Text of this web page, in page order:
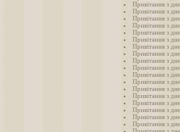
Привітання з
Привітання з
Привітання з
Привітання з
Привітання з
Привітання з
Привітання з
Привітання з
Привітання з
Привітання з
Привітання з
Привітання з
Привітання з
Привітання з
Привітання з
Привітання з
Привітання з
Привітання з